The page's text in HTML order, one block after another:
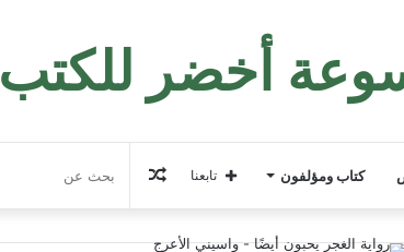
أخضر للكتب
كتاب ومؤلفون مقال
عشوائي
تابعنا